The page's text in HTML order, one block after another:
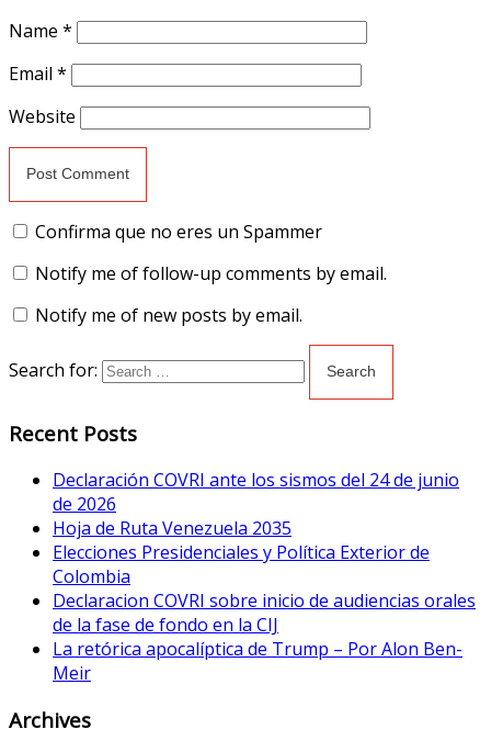
Name *
Email *
Website
Confirma que no eres un Spammer
Notify me of follow-up comments by email.
Notify me of new posts by email.
Search for:
Recent Posts
Declaración COVRI ante los sismos del 24 de junio
de 2026
Hoja de Ruta Venezuela 2035
Elecciones Presidenciales y Política Exterior de
Colombia
Declaracion COVRI sobre inicio de audiencias orales
de la fase de fondo en la CIJ
La retórica apocalíptica de Trump – Por Alon Ben-
Meir
Archives